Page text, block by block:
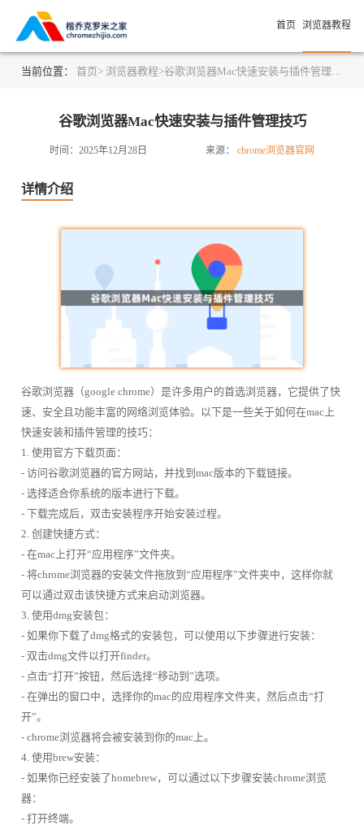
首页 浏览器教程
当前位置： 首页> 浏览器教程>谷歌浏览器Mac快速安装与插件管理技巧
谷歌浏览器Mac快速安装与插件管理技巧
时间：2025年12月28日 来源： chrome浏览器官网
详情介绍
谷歌浏览器（google chrome）是许多用户的首选浏览器，它提供了快
速、安全且功能丰富的网络浏览体验。以下是一些关于如何在mac上
快速安装和插件管理的技巧：
1. 使用官方下载页面：
- 访问谷歌浏览器的官方网站，并找到mac版本的下载链接。
- 选择适合你系统的版本进行下载。
- 下载完成后，双击安装程序开始安装过程。
2. 创建快捷方式：
- 在mac上打开“应用程序”文件夹。
- 将chrome浏览器的安装文件拖放到“应用程序”文件夹中，这样你就
可以通过双击该快捷方式来启动浏览器。
3. 使用dmg安装包：
- 如果你下载了dmg格式的安装包，可以使用以下步骤进行安装：
- 双击dmg文件以打开finder。
- 点击“打开”按钮，然后选择“移动到”选项。
- 在弹出的窗口中，选择你的mac的应用程序文件夹，然后点击“打
开”。
- chrome浏览器将会被安装到你的mac上。
4. 使用brew安装：
- 如果你已经安装了homebrew，可以通过以下步骤安装chrome浏览
器：
- 打开终端。